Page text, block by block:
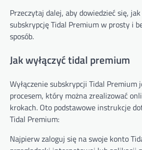
Przeczytaj dalej, aby dowiedzieć się,
subskrypcję Tidal Premium w prosty i
sposób.
Jak wyłączyć tidal premium
Wyłączenie subskrypcji Tidal Premium
procesem, który można zrealizować
krokach. Oto podstawowe instrukcje
Tidal Premium:
Najpierw zaloguj się na swoje konto